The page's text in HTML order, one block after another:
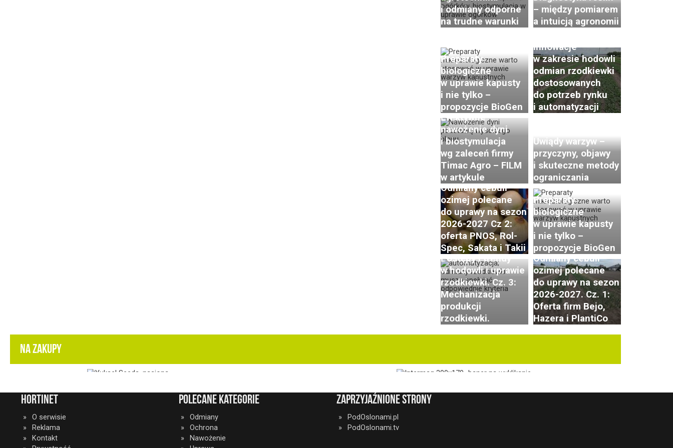
i odmiany odporne
na trudne warunki
– między pomiarem
a intuicją agronomii
Preparaty
biologiczne
w uprawie kapusty
i nie tylko –
propozycje BioGen
Postępy i trendy
w hodowli i uprawie
Innowacje
w zakresie hodowli
odmian rzodkiewki
dostosowanych
do potrzeb rynku
i automatyzacji
Efektywne
nawożenie dyni
i biostymulacja
wg zaleceń firmy
Timac Agro – FILM
w artykule
Uwiądy warzyw –
przyczyny, objawy
i skuteczne metody
ograniczania
Odmiany cebuli
ozimej polecane
do uprawy na sezon
2026-2027 Cz 2:
oferta PNOS, Rol-
Spec, Sakata i Takii
Preparaty
biologiczne
w uprawie kapusty
i nie tylko –
propozycje BioGen
Postępy i trendy
w hodowli i uprawie
rzodkiewki. Cz. 3:
Mechanizacja
produkcji
rzodkiewki.
Odmiany cebuli
ozimej polecane
do uprawy na sezon
2026-2027. Cz. 1:
Oferta firm Bejo,
Hazera i PlantiCo
NA ZAKUPY
HortiNet
O serwisie
Reklama
Kontakt
Polecane kategorie
Odmiany
Ochrona
Nawożenie
Zaprzyjaźnione strony
PodOslonami.pl
PodOslonami.tv